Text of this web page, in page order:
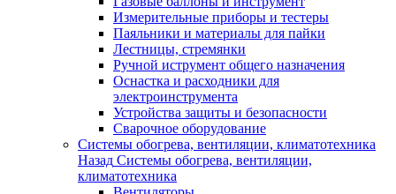
Измерительные приборы и тестеры
Паяльники и материалы для пайки
Лестницы, стремянки
Ручной иструмент общего назначения
Оснастка и расходники для
электроинструмента
Устройства защиты и безопасности
Сварочное оборудование
Системы обогрева, вентиляции, климатотехника
Назад Системы обогрева, вентиляции,
климатотехника